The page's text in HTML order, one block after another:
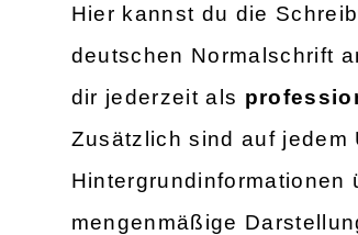
Hier kannst du die
deutschen Normalschrift
dir jederzeit als
Zusätzlich sind auf jedem
Hintergrundinformationen
mengenmäßige